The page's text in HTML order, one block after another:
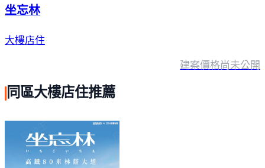
坐忘林
大樓店住
建案價格尚未公開
同區大樓店住推薦